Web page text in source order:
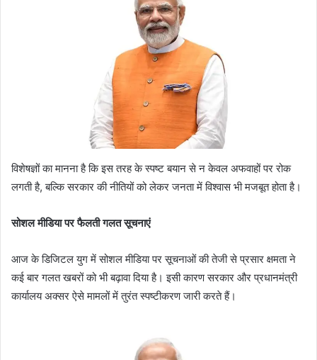
विशेषज्ञों का मानना है कि इस तरह के स्पष्ट बयान से न केवल अफवाहों पर रोक
लगती है, बल्कि सरकार की नीतियों को लेकर जनता में विश्वास भी मजबूत होता है।
सोशल मीडिया पर फैलती गलत सूचनाएं
आज के डिजिटल युग में सोशल मीडिया पर सूचनाओं की तेजी से प्रसार क्षमता ने
कई बार गलत खबरों को भी बढ़ावा दिया है। इसी कारण सरकार और प्रधानमंत्री
कार्यालय अक्सर ऐसे मामलों में तुरंत स्पष्टीकरण जारी करते हैं।